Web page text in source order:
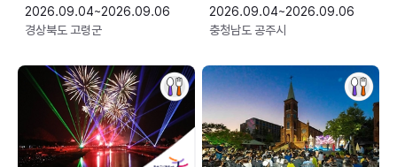
2026.09.04~2026.09.06
경상북도 고령군
2026.09.04~2026.09.06
충청남도 공주시